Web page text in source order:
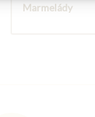
Marmelády